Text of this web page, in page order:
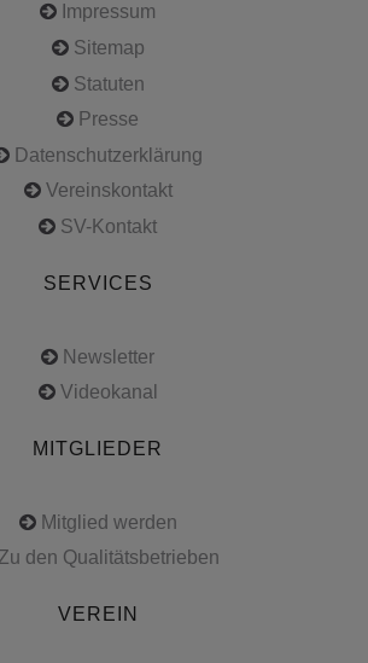
Impressum
Sitemap
Statuten
Presse
Datenschutzerklärung
Vereinskontakt
SV-Kontakt
SERVICES
Newsletter
Videokanal
MITGLIEDER
Mitglied werden
Zu den Qualitätsbetrieben
VEREIN